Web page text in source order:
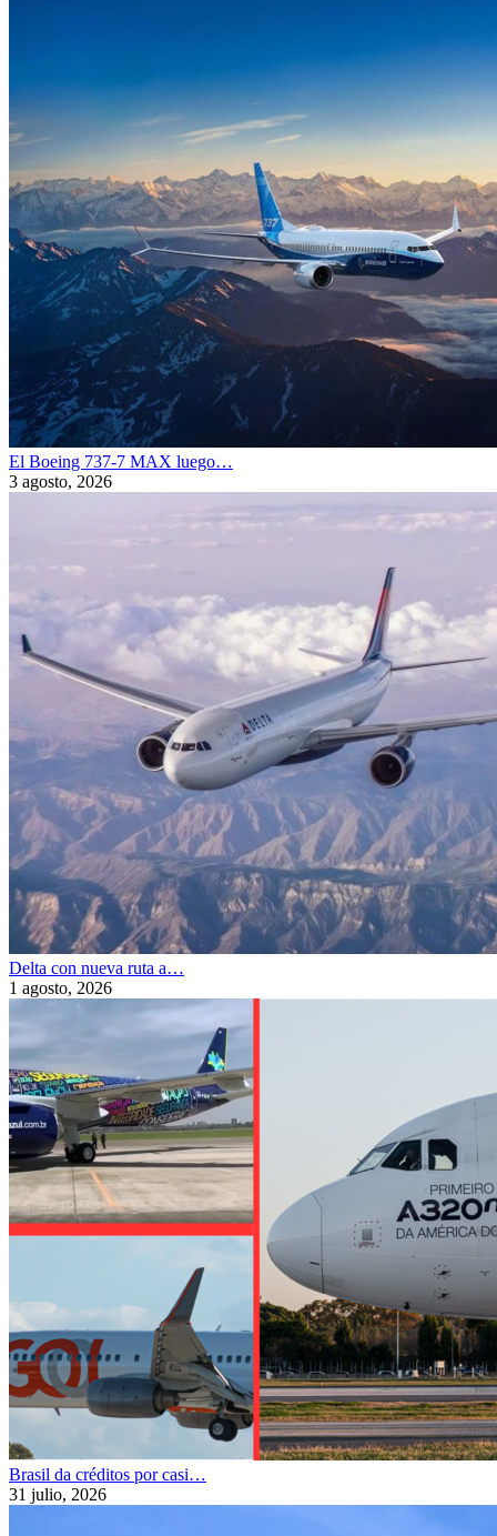
El Boeing 737-7 MAX luego…
3 agosto, 2026
Delta con nueva ruta a…
1 agosto, 2026
Brasil da créditos por casi…
31 julio, 2026